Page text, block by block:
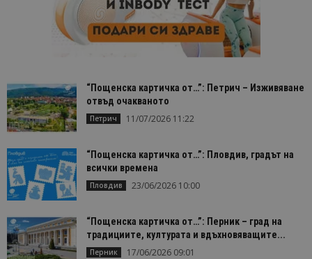
“Пощенска картичка от…”: Петрич – Изживяване
отвъд очакваното
Петрич 11/07/2026 11:22
“Пощенска картичка от…”: Пловдив, градът на
всички времена
Пловдив 23/06/2026 10:00
“Пощенска картичка от…”: Перник – град на
традициите, културата и вдъхновяващите...
Перник 17/06/2026 09:01